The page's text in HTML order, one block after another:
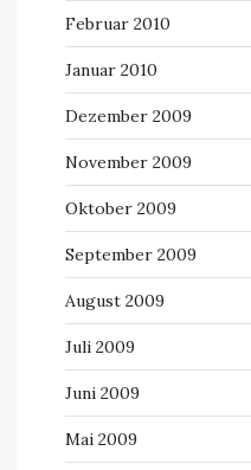
Februar 2010
Januar 2010
Dezember 2009
November 2009
Oktober 2009
September 2009
August 2009
Juli 2009
Juni 2009
Mai 2009